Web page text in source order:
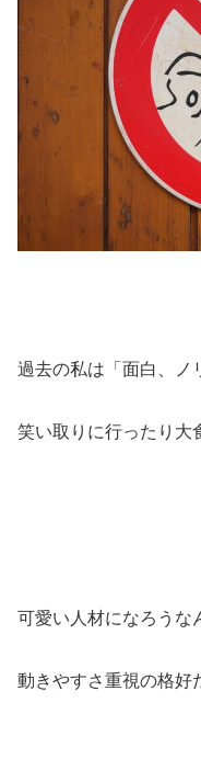
過去の私は「面白、ノ
笑い取りに行ったり大
可愛い人材になろうな
動きやすさ重視の格好